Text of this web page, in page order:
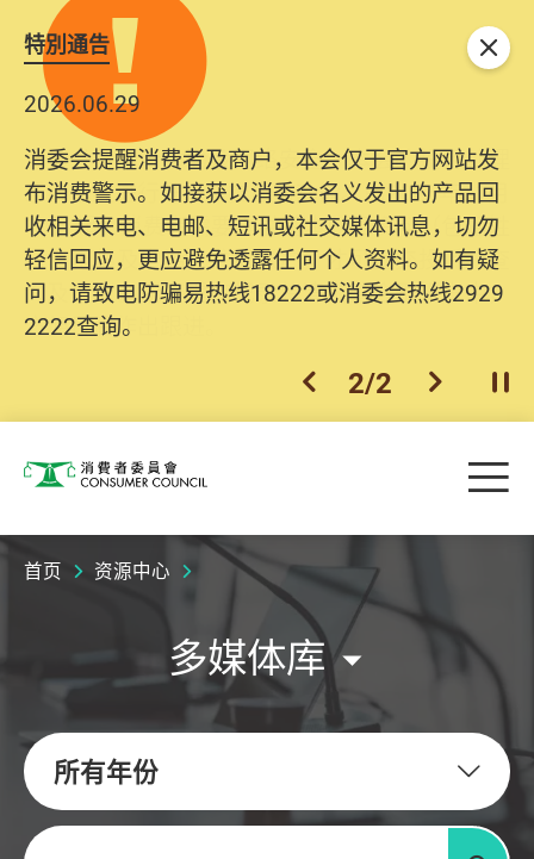
特別通告
2026.06.29
消委会提醒消费者及商户，本会仅于官方网站发
布消费警示。如接获以消委会名义发出的产品回
收相关来电、电邮、短讯或社交媒体讯息，切勿
轻信回应，更应避免透露任何个人资料。如有疑
问，请致电防骗易热线18222或消委会热线2929
2222查询。
2025.10.31
为提升使用者体验及网络安全，本会的投诉处理
系统已经进行升级及推出新功能。由2025年11月
10日起，消费者需要提供基本联络资料（包括姓
名、电邮及电话）注册帐户，才可提交投诉、查
询及建议。所有提交纪录将清晰整合于帐户中，
方便日后作出跟进。
上一个
2/2 下一个开
关闭
消费者委员会 目
首页 资源中心
多媒体库
所有年份
关键字